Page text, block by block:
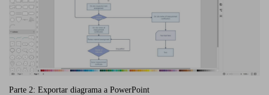
Parte 2: Exportar diagrama a PowerPoint